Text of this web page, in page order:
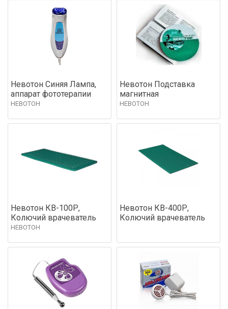
Невотон Синяя Лампа,
аппарат фототерапии
НЕВОТОН
Невотон Подставка
магнитная
НЕВОТОН
Невотон КВ-100Р,
Колючий врачеватель
НЕВОТОН
Невотон КВ-400Р,
Колючий врачеватель